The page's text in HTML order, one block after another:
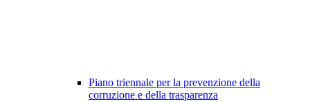
Piano triennale per la prevenzione della
corruzione e della trasparenza